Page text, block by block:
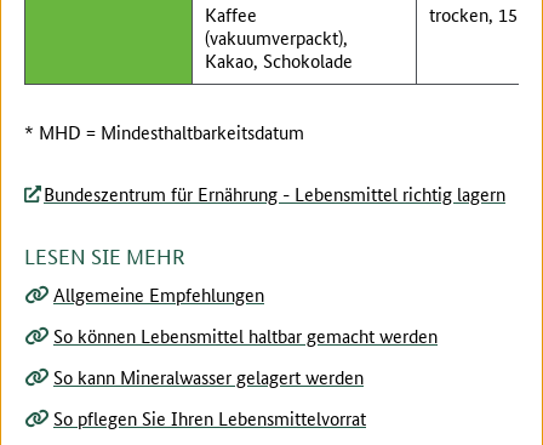
Kaffee
(vakuumverpackt),
Kakao, Schokolade
trocken, 15-
* MHD = Mindesthaltbarkeitsdatum
Bundeszentrum für Ernährung - Lebensmittel richtig lagern
LESEN SIE MEHR
Allgemeine Empfehlungen
So können Lebensmittel haltbar gemacht werden
So kann Mineralwasser gelagert werden
So pflegen Sie Ihren Lebensmittelvorrat